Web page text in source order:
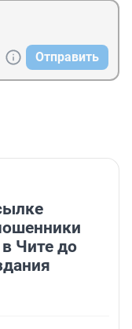
Отправить
Чите до